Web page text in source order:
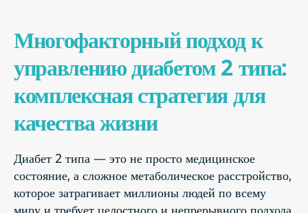
Многофакторный подход к
управлению диабетом 2 типа:
комплексная стратегия для
качества жизни
Диабет 2 типа — это не просто медицинское
состояние, а сложное метаболическое расстройство,
которое затрагивает миллионы людей по всему
миру и требует целостного и непрерывного подхода